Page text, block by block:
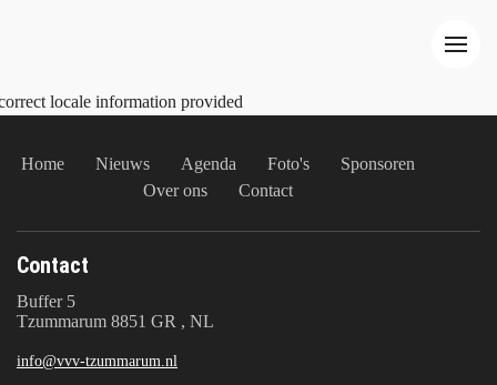
locale information provided
Home Nieuws Agenda Foto's
Sponsoren
Over ons
Contact
Contact
Buffer 5
Tzummarum 8851 GR , NL
info@vvv-tzummarum.nl